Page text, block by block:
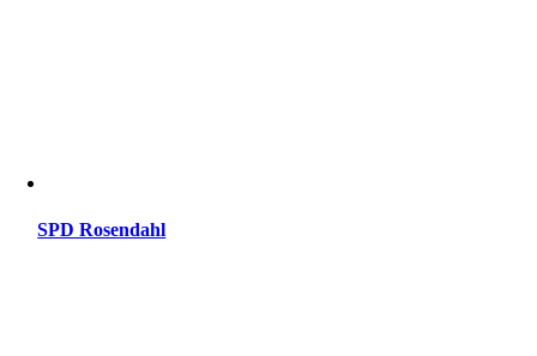
SPD Rosendahl